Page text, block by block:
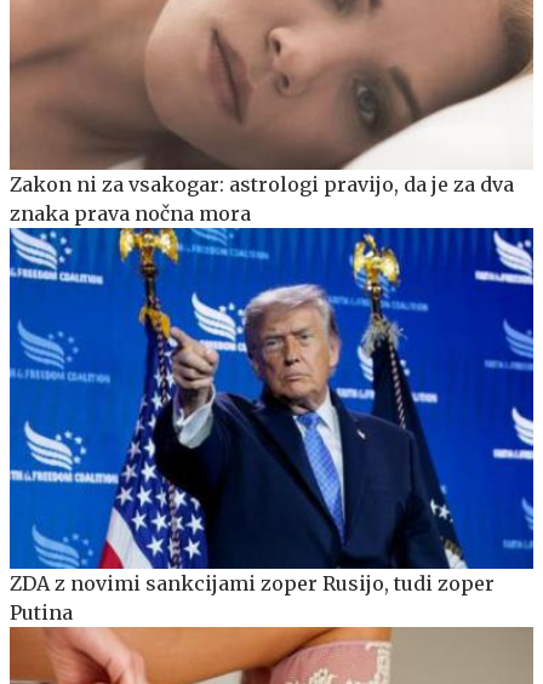
Zakon ni za vsakogar: astrologi pravijo, da je za dva
znaka prava nočna mora
ZDA z novimi sankcijami zoper Rusijo, tudi zoper
Putina